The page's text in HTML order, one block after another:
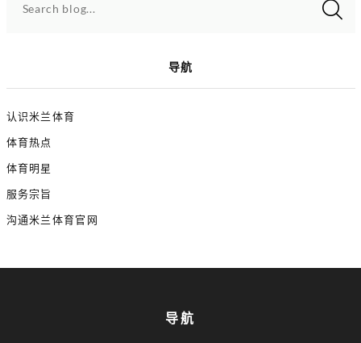
Search blog...
导航
认识米兰体育
体育热点
体育明星
服务宗旨
沟通米兰体育官网
导航